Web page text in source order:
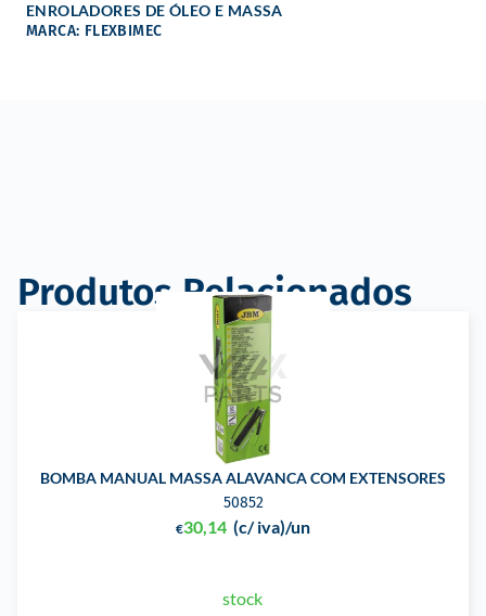
ENROLADORES DE ÓLEO E MASSA
MARCA: FLEXBIMEC
Produtos Relacionados
BOMBA MANUAL MASSA ALAVANCA COM EXTENSORES
50852
€30,14 (c/ iva)/un
stock